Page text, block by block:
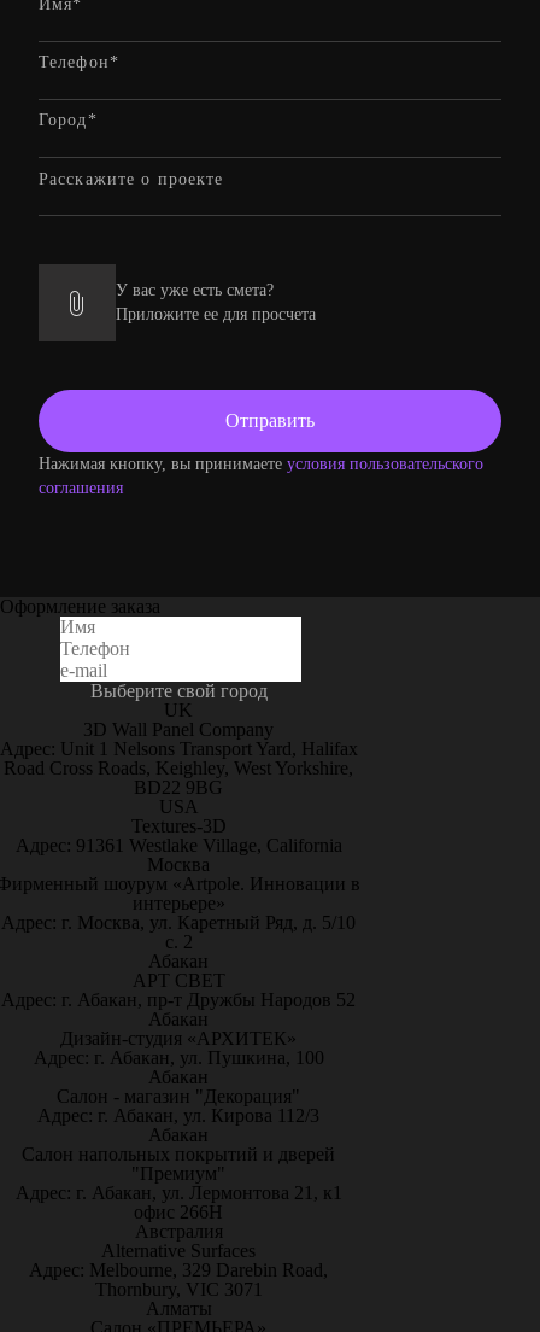
У вас уже есть смета?
Приложите ее для просчета
Нажимая кнопку, вы принимаете условия пользовательского
соглашения
Оформление заказа
Выберите свой город
UK
3D Wall Panel Company
Адрес: Unit 1 Nelsons Transport Yard, Halifax
Road Cross Roads, Keighley, West Yorkshire,
BD22 9BG
USA
Textures-3D
Адрес: 91361 Westlake Village, California
Москва
шоурум «Artpole. Инновации в
интерьере»
Адрес: г. Москва, ул. Каретный Ряд, д. 5/10
с. 2
Абакан
АРТ СВЕТ
Адрес: г. Абакан, пр-т Дружбы Народов 52
Абакан
Дизайн-студия «АРХИТЕК»
Адрес: г. Абакан, ул. Пушкина, 100
Абакан
Салон - магазин "Декорация"
Адрес: г. Абакан, ул. Кирова 112/3
Абакан
Салон напольных покрытий и дверей
"Премиум"
Адрес: г. Абакан, ул. Лермонтова 21, к1
офис 266Н
Австралия
Alternative Surfaces
Адрес: Melbourne, 329 Darebin Road,
Thornbury, VIC 3071
Алматы
Салон «ПРЕМЬЕРА»